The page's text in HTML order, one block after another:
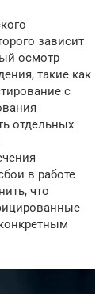
зависит
осмотр
такие как
с
отдельных
в работе
что